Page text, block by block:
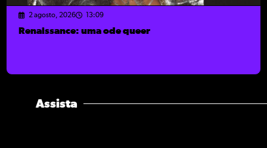
2 agosto, 2026 13:09
Renaissance: uma ode queer
Assista